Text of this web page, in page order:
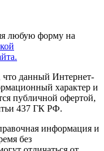
любую форму на
данный Интернет-
характер и
публичной офертой,
437 ГК РФ.
информация и
без